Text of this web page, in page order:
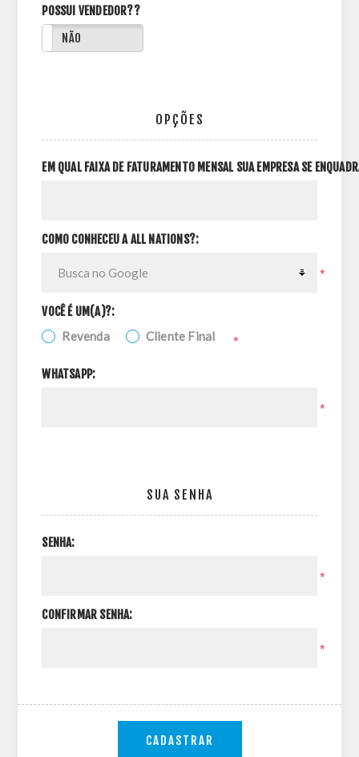
POSSUI VENDEDOR??
NÃO
OPÇÕES
EM QUAL FAIXA DE FATURAMENTO MENSAL SUA EMPRESA SE
COMO CONHECEU A ALL NATIONS?:
*
VOCÊ É UM(A)?:
Revenda Cliente Final *
WHATSAPP:
*
SUA SENHA
SENHA:
*
CONFIRMAR SENHA:
*
CADASTRAR